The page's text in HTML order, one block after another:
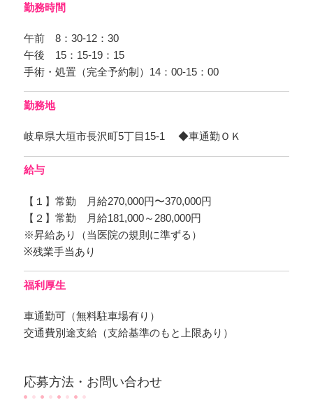
勤務時間
午前 8：30-12：30
午後 15：15-19：15
手術・処置（完全予約制）14：00-15：00
勤務地
岐阜県大垣市長沢町5丁目15-1 ◆車通勤ＯＫ
給与
【１】常勤 月給270,000円〜370,000円
【２】常勤 月給181,000～280,000円
※昇給あり（当医院の規則に準ずる）
※残業手当あり
福利厚生
車通勤可（無料駐車場有り）
交通費別途支給（支給基準のもと上限あり）
応募方法・お問い合わせ